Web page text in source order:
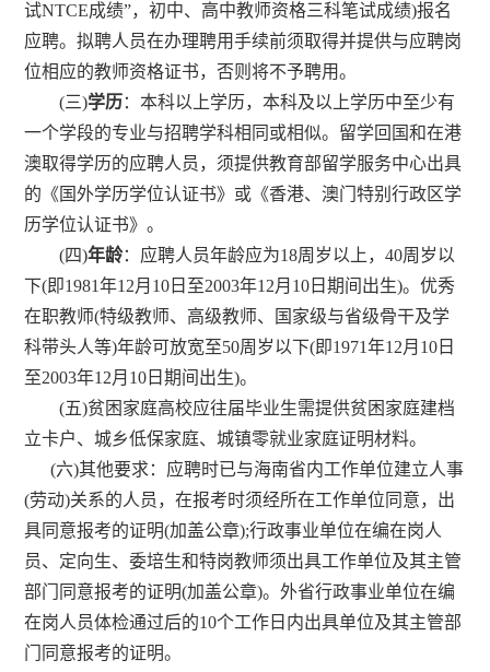
试NTCE成绩”，初中、高中教师资格三科笔试成绩)报名
应聘。拟聘人员在办理聘用手续前须取得并提供与应聘岗
位相应的教师资格证书，否则将不予聘用。
(三)学历：本科以上学历，本科及以上学历中至少有
一个学段的专业与招聘学科相同或相似。 留学回国和在港
澳取得学历的应聘人员，须提供教育部留学服务中心出具
的《国外学历学位认证书》或《香港、澳门特别行政区学
历学位认证书》。
(四)年龄：应聘人员年龄应为18周岁以上，40周岁以
下(即1981年12月 10 日至2003年12月 10 日期间出生)。优秀
在职教师(特级教师、高级教师、国家级与省级骨干及学
科带头人等)年龄可放宽至50周岁以下(即1971年12月 10 日
至2003年12月 10 日期间出生)。
(五)贫困家庭高校应往届毕业生需提供贫困家庭建档
立卡户、城乡低保家庭、城镇零就业家庭证明材料。
(六)其他要求：应聘时已与海南省内工作单位建立人事
(劳动)关系的人员，在报考时须经所在工作单位同意，出
具同意报考的证明(加盖公章);行政事业单位在编在岗人
员、定向生、委培生和特岗教师须出具工作单位及其主管
部门同意报考的证明(加盖公章)。外省行政事业单位在编
在岗人员体检通过后的10个工作日内出具单位及其主管部
门同意报考的证明。